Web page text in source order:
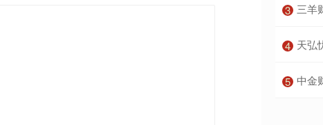
3 三羊
4 天弘
5 中金